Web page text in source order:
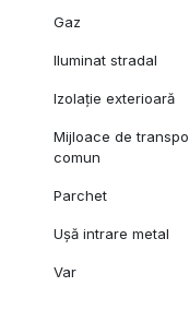
Gaz
Iluminat stradal
Izolație exterioară
Mijloace de
comun
Parchet
Ușă intrare metal
Var